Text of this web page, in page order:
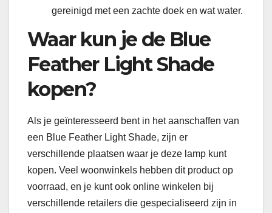
gereinigd met een zachte doek en wat water.
Waar kun je de Blue
Feather Light Shade
kopen?
Als je geïnteresseerd bent in het aanschaffen van
een Blue Feather Light Shade, zijn er
verschillende plaatsen waar je deze lamp kunt
kopen. Veel woonwinkels hebben dit product op
voorraad, en je kunt ook online winkelen bij
verschillende retailers die gespecialiseerd zijn in